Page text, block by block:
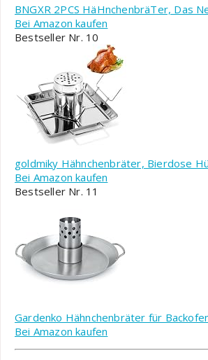
BNGXR 2PCS HäHnchenbräTer, Das
Bei Amazon kaufen
Bestseller Nr. 10
goldmiky Hähnchenbräter, Bierdose
Bei Amazon kaufen
Bestseller Nr. 11
Gardenko Hähnchenbräter für
Bei Amazon kaufen